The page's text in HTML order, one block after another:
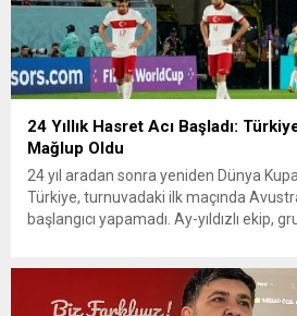
24 Yıllık Hasret Acı Başladı:
Mağlup Oldu
24 yıl aradan sonra yeniden Dünya
Türkiye, turnuvadaki ilk maçında
başlangıcı yapamadı. Ay-yıldızlı ekip,
itibaren iki takım da kontrollü bir oyun
özellikle hızlı hücumlarla etkili olmaya...